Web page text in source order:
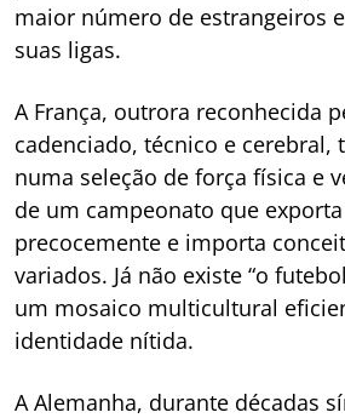
maior número de estrangeiros
suas ligas.
A França, outrora reconhecida
cadenciado, técnico e cerebral,
numa seleção de força física e
de um campeonato que
precocemente e importa
variados. Já não existe “o
um mosaico multicultural
identidade nítida.
A Alemanha, durante décadas